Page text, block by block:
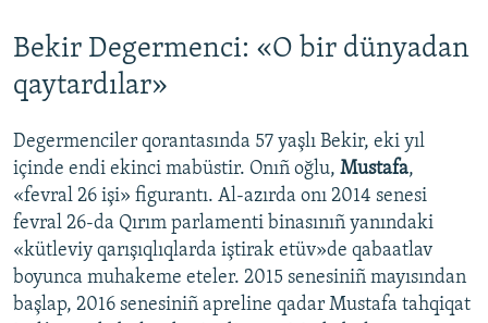
Bekir Degermenci: «O bir dünyadan
qaytardılar»
Degermenciler qorantasında 57 yaşlı Bekir, eki yıl
içinde endi ekinci mabüstir. Onıñ oğlu, Mustafa,
«fevral 26 işi» figurantı. Al-azırda onı 2014 senesi
fevral 26-da Qırım parlamenti binasınıñ yanındaki
«kütleviy qarışıqlıqlarda iştirak etüv»de qabaatlav
boyunca muhakeme eteler. 2015 senesiniñ mayısından
başlap, 2016 senesiniñ apreline qadar Mustafa tahqiqat